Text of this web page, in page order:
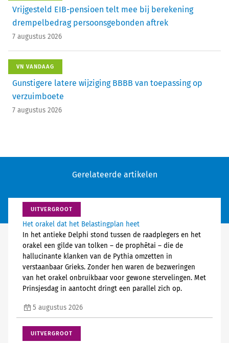
Vrijgesteld EIB-pensioen telt mee bij berekening
drempelbedrag persoonsgebonden aftrek
7 augustus 2026
VN VANDAAG
Gunstigere latere wijziging BBBB van toepassing op
verzuimboete
7 augustus 2026
Gerelateerde artikelen
UITVERGROOT
Het orakel dat het Belastingplan heet
In het antieke Delphi stond tussen de raadplegers en het
orakel een gilde van tolken – de prophētai – die de
hallucinante klanken van de Pythia omzetten in
verstaanbaar Grieks. Zonder hen waren de bezweringen
van het orakel onbruikbaar voor gewone stervelingen. Met
Prinsjesdag in aantocht dringt een parallel zich op.
5 augustus 2026
UITVERGROOT